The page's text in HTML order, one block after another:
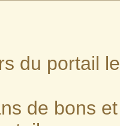
du portail
de bons